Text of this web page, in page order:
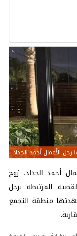
الأعمال أحمد الحداد
أحمد الحداد، زوج
المرتبطة برجل
منطقة التجمع